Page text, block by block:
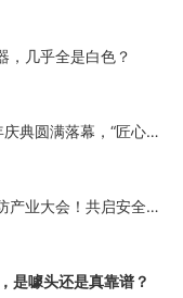
，几乎全是白色？
典圆满落幕，“匠心十九
产业大会！共启安全新篇
是噱头还是真靠谱？